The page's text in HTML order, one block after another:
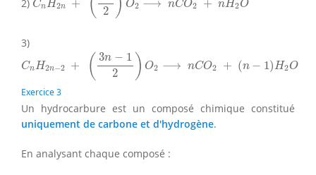
2) CnH2n +
2 O2 ⟶ nCO2 + nH2O
3)
CnH2n−2 + ( 3n − 1
2
) O2 ⟶ nCO2 + (n − 1)H2O
Cn 3 n− )O2
Exercice 3
Un hydrocarbure est un composé chimique constitué
uniquement de carbone et d'hydrogène.
En analysant chaque composé :